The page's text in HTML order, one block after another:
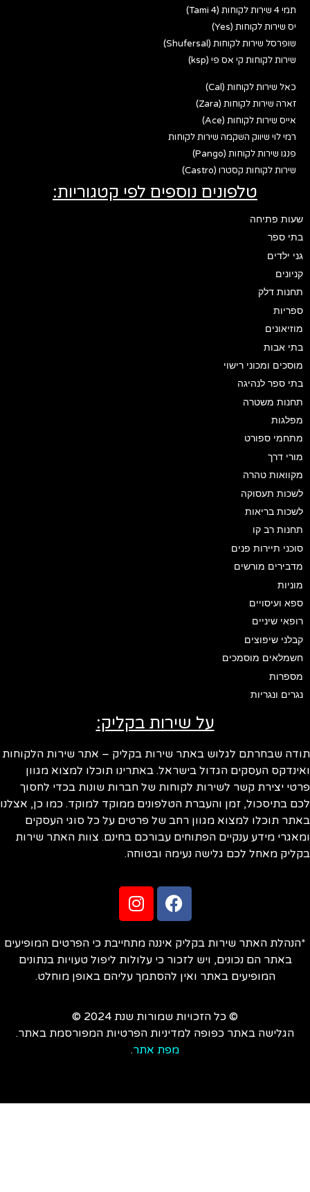
תמי 4 שירות לקוחות (Tami 4)
יס שירות לקוחות (Yes)
שופרסל שירות לקוחות (Shufersal)
שירות לקוחות קי אס פי (ksp)
כאל שירות לקוחות (Cal)
זארה שירות לקוחות (Zara)
אייס שירות לקוחות (Ace)
רמי לוי שיווק השקמה שירות לקוחות
פנגו שירות לקוחות (Pango)
שירות לקוחות קסטרו (Castro)
טלפונים נוספים לפי קטגוריות:
שעות פתיחה
בתי ספר
גני ילדים
קניונים
תחנות דלק
ספריות
מוזיאונים
בתי אבות
מוסכים ומכוני רישוי
בתי ספר לנהיגה
תחנות משטרה
מפלגות
מתחמי ספורט
מורי דרך
מקוואות טהרה
לשכות תעסוקה
לשכות בריאות
תחנות רב קו
סוכני תיירות פנים
מדבירים מורשים
מוניות
ספא ועיסויים
רופאי שיניים
קבלני שיפוצים
חשמלאים מוסמכים
מספרות
נגרים ונגריות
על שירות בקליק:
שבחרתם לגלוש באתר שירות בקליק – אתר שירות הלקוחות
העסקים הגדול בישראל. באתרינו תוכלו למצוא מגוון
יצירת קשר לשירות לקוחות של חברות שונות בכדי לחסוך
בתיסכול, זמן והעברת הטלפונים ממוקד למוקד. כמו כן, אצלנו
תוכלו למצוא מגוון רחב של פרטים על כל סוגי העסקים
מידע ענקיים הפתוחים עבורכם בחינם. צוות האתר שירות
מאחל לכם גלישה נעימה ובטוחה.
האתר שירות בקליק איננה מתחייבת כי הפרטים המופיעים
באתר הם נכונים, ויש לזכור כי עלולות ליפול טעויות בנתונים
המופיעים באתר ואין להסתמך עליהם באופן מוחלט.
© כל הזכויות שמורות שנת 2024 ©
הגלישה באתר כפופה למדיניות הפרטיות המפורסמת באתר.
מפת אתר.